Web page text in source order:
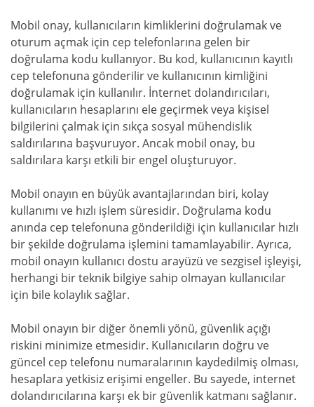
Mobil onay, kullanıcıların kimliklerini doğrulamak ve
oturum açmak için cep telefonlarına gelen bir
doğrulama kodu kullanıyor. Bu kod, kullanıcının kayıtlı
cep telefonuna gönderilir ve kullanıcının kimliğini
doğrulamak için kullanılır. İnternet dolandırıcıları,
kullanıcıların hesaplarını ele geçirmek veya kişisel
bilgilerini çalmak için sıkça sosyal mühendislik
saldırılarına başvuruyor. Ancak mobil onay, bu
saldırılara karşı etkili bir engel oluşturuyor.
Mobil onayın en büyük avantajlarından biri, kolay
kullanımı ve hızlı işlem süresidir. Doğrulama kodu
anında cep telefonuna gönderildiği için kullanıcılar hızlı
bir şekilde doğrulama işlemini tamamlayabilir. Ayrıca,
mobil onayın kullanıcı dostu arayüzü ve sezgisel işleyişi,
herhangi bir teknik bilgiye sahip olmayan kullanıcılar
için bile kolaylık sağlar.
Mobil onayın bir diğer önemli yönü, güvenlik açığı
riskini minimize etmesidir. Kullanıcıların doğru ve
güncel cep telefonu numaralarının kaydedilmiş olması,
hesaplara yetkisiz erişimi engeller. Bu sayede, internet
dolandırıcılarına karşı ek bir güvenlik katmanı sağlanır.